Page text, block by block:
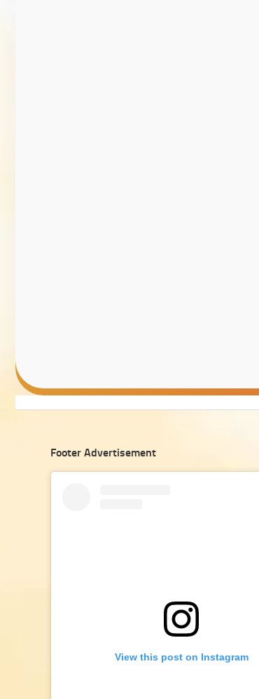
Footer Advertisement
View this post on Instagram